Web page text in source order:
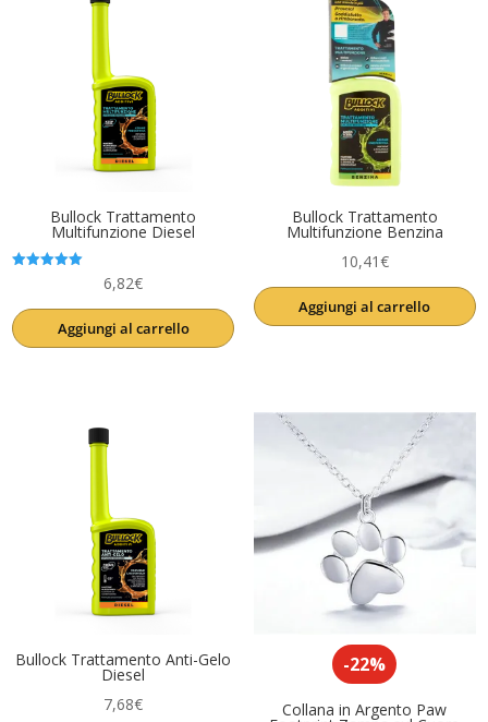
Bullock Trattamento
Multifunzione Diesel
6,82€
Aggiungi al carrello
Bullock Trattamento
Multifunzione Benzina
10,41€
Aggiungi al carrello
Bullock Trattamento Anti-Gelo
Diesel
7,68€
-22%
Collana in Argento Paw